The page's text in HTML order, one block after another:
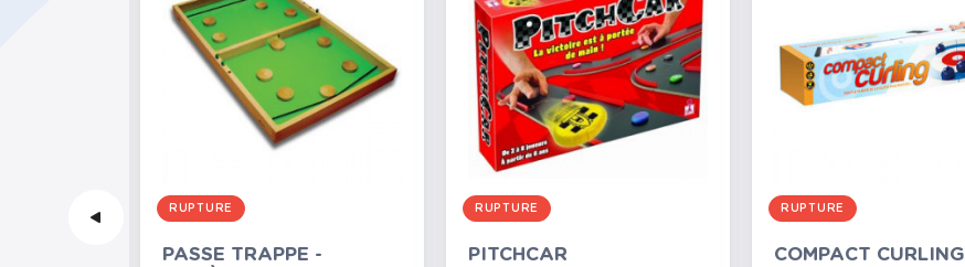
RUPTURE
PASSE TRAPPE -
RUPTURE
PITCHCAR
RUPTURE
COMPACT CURLING